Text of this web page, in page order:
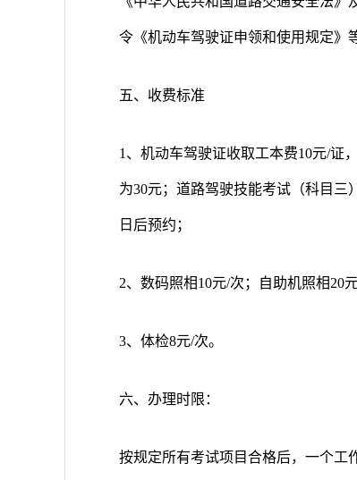
令《机动车驾驶证申领和使用规定》
五、收费标准
1、机动车驾驶证收取工本费10元/证
为30元；道路驾驶技能考试（科目三
日后预约；
2、数码照相10元/次；自助机照相20元
3、体检8元/次。
六、办理时限：
按规定所有考试项目合格后，一个工